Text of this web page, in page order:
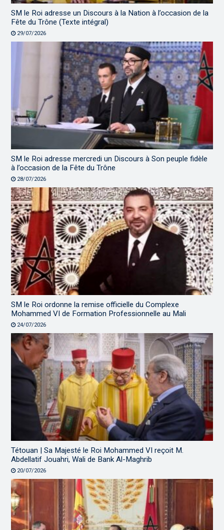
SM le Roi adresse un Discours à la Nation à l’occasion de la
Fête du Trône (Texte intégral)
29/07/2026
SM le Roi adresse mercredi un Discours à Son peuple fidèle
à l’occasion de la Fête du Trône
28/07/2026
SM le Roi ordonne la remise officielle du Complexe
Mohammed VI de Formation Professionnelle au Mali
24/07/2026
Tétouan | Sa Majesté le Roi Mohammed VI reçoit M.
Abdellatif Jouahri, Wali de Bank Al-Maghrib
20/07/2026